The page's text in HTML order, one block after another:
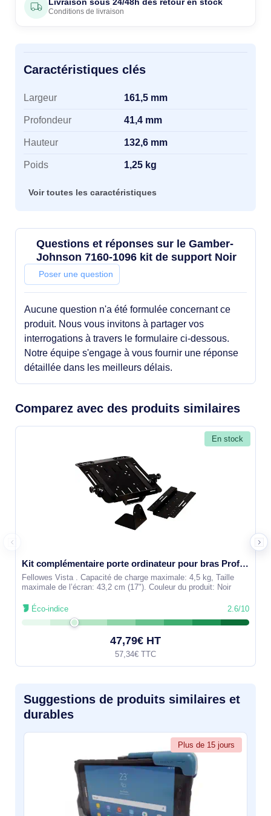
Conditions de livraison
Caractéristiques clés
Caractéristiques clés
Largeur 161,5 mm
Profondeur 41,4 mm
Hauteur 132,6 mm
Poids 1,25 kg
Voir toutes les caractéristiques
Questions et réponses sur le Gamber-
Johnson 7160-1096 kit de support Noir
Poser une question
Aucune question n'a été formulée concernant ce
produit. Nous vous invitons à partager vos
interrogations à travers le formulaire ci-dessous.
Notre équipe s'engage à vous fournir une réponse
détaillée dans les meilleurs délais.
Comparez avec des produits similaires
En stock
Kit complémentaire porte ordinateur pour bras Professional Series - 8211901
Fellowes Vista . Capacité de charge maximale: 4,5 kg, Taille
maximale de l’écran: 43,2 cm (17"). Couleur du produit: Noir
Éco-indice 2.6/10
47,79€ HT
57,34€ TTC
Suggestions de produits similaires et
durables
Plus de 15 jours